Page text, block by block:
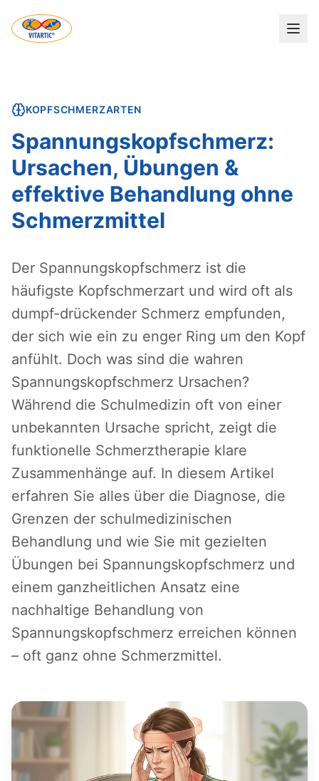
KOPFSCHMERZARTEN
Spannungskopfschmerz:
Ursachen, Übungen &
effektive Behandlung ohne
Schmerzmittel
Der Spannungskopfschmerz ist die
häufigste Kopfschmerzart und wird oft als
dumpf-drückender Schmerz empfunden,
der sich wie ein zu enger Ring um den Kopf
anfühlt. Doch was sind die wahren
Spannungskopfschmerz Ursachen?
Während die Schulmedizin oft von einer
unbekannten Ursache spricht, zeigt die
funktionelle Schmerztherapie klare
Zusammenhänge auf. In diesem Artikel
erfahren Sie alles über die Diagnose, die
Grenzen der schulmedizinischen
Behandlung und wie Sie mit gezielten
Übungen bei Spannungskopfschmerz und
einem ganzheitlichen Ansatz eine
nachhaltige Behandlung von
Spannungskopfschmerz erreichen können
– oft ganz ohne Schmerzmittel.